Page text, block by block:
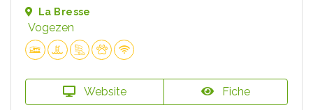
La Bresse
Vogezen
Website Fiche